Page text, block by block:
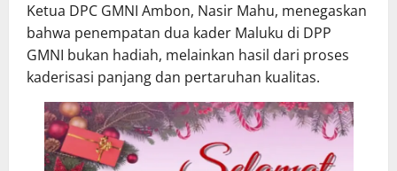
Ketua DPC GMNI Ambon, Nasir Mahu, menegaskan
bahwa penempatan dua kader Maluku di DPP
GMNI bukan hadiah, melainkan hasil dari proses
kaderisasi panjang dan pertaruhan kualitas.